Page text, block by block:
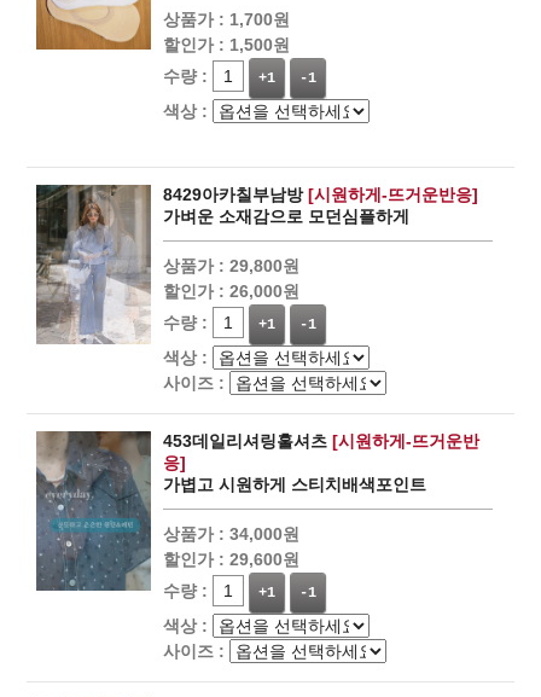
상품가 : 1,700원
할인가 : 1,500원
수량 :
+1 -1
색상 :
8429아카칠부남방[시원하게-뜨거운반응]
가벼운 소재감으로 모던심플하게
상품가 : 29,800원
할인가 : 26,000원
수량 :
+1 -1
색상 :
사이즈 :
453데일리셔링훌셔츠 [시원하게-뜨거운반
응]
가볍고 시원하게 스티치배색포인트
상품가 : 34,000원
할인가 : 29,600원
수량 :
+1 -1
색상 :
사이즈 :